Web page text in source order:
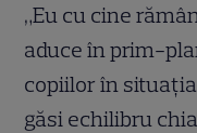
„Eu cu cine
aduce în prim-
copiilor în
găsi echilibru